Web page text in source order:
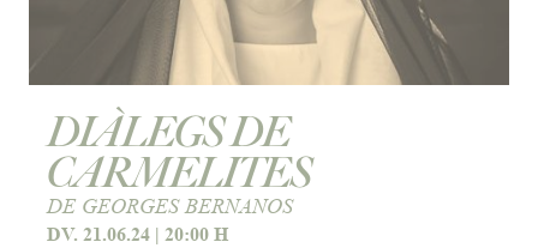
DIÀLEGS DE
CARMELITES
DE GEORGES BERNANOS
DV. 21.06.24 | 20:00 H